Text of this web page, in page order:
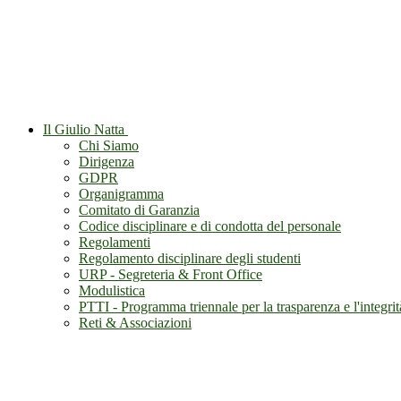
Il Giulio Natta
Chi Siamo
Dirigenza
GDPR
Organigramma
Comitato di Garanzia
Codice disciplinare e di condotta del personale
Regolamenti
Regolamento disciplinare degli studenti
URP - Segreteria & Front Office
Modulistica
PTTI - Programma triennale per la trasparenza e
Reti & Associazioni